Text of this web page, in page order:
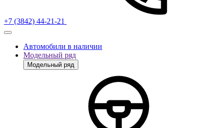
+7 (3842) 44-21-21
Автомобили в наличии
Модельный ряд
Модельный ряд